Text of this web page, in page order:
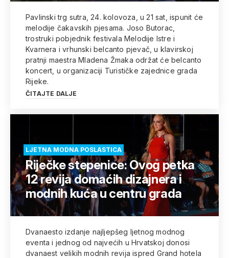
Pavlinski trg sutra, 24. kolovoza, u 21 sat, ispunit će
melodije čakavskih pjesama. Joso Butorac,
trostruki pobjednik festivala Melodije Istre i
Kvarnera i vrhunski belcanto pjevač, u klavirskoj
pratnji maestra Mladena Žmaka održat će belcanto
koncert, u organizaciji Turističke zajednice grada
Rijeke.
ČITAJTE DALJE
LJETNA MODNA POSLASTICA
Riječke stepenice: Ovog petka
12 revija domaćih dizajnera i
modnih kuća u centru grada
Dvanaesto izdanje najljepšeg ljetnog modnog
eventa i jednog od najvećih u Hrvatskoj donosi
dvanaest velikih modnih revija ispred Grand hotela